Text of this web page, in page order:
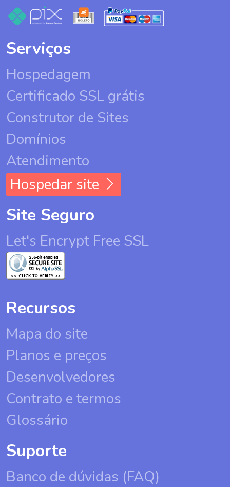
Serviços
Hospedagem
Certificado SSL grátis
Construtor de Sites
Domínios
Atendimento
Hospedar site
Site Seguro
Let's Encrypt Free SSL
Recursos
Mapa do site
Planos e preços
Desenvolvedores
Contrato e termos
Glossário
Suporte
Banco de dúvidas (FAQ)